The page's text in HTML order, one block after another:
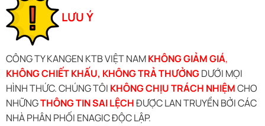
LƯU Ý
CÔNG TY KANGEN KTB VIỆT NAMKHÔNG GIẢM GIÁ,
KHÔNG CHIẾT KHẤU, KHÔNG TRẢ THƯỞNGDƯỚI MỌI
HÌNH THỨC. CHÚNG TÔI KHÔNG CHỊU TRÁCH NHIỆMCHO
NHỮNGTHÔNG TIN SAI LỆCHĐƯỢC LAN TRUYỀN BỞI CÁC
NHÀ PHÂN PHỐI ENAGIC ĐỘC LẬP.